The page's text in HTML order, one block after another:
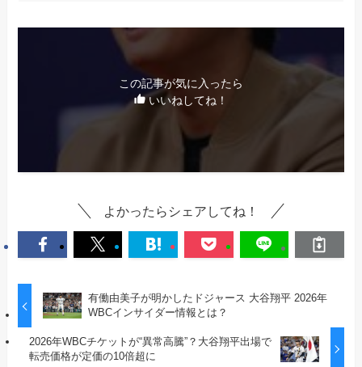
この記事が気に入ったら
いいねしてね！
よかったらシェアしてね！
有働由美子が明かしたドジャース 大谷翔平 2026年
WBCインサイダー情報とは？
2026年WBCチケットが“異常高騰”？大谷翔平出場で
転売価格が定価の10倍超に